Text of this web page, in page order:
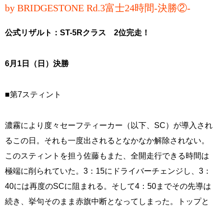
by BRIDGESTONE Rd.3富士24時間-決勝②-
公式リザルト：ST-5Rクラス 2位完走！
6月1日（日）決勝
■第7スティント
濃霧により度々セーフティーカー（以下、SC）が導入され
るこの日。それも一度出されるとなかなか解除されない。
このスティントを担う佐藤もまた、全開走行できる時間は
極端に削られていた。3：15にドライバーチェンジし、3：
40には再度のSCに阻まれる。そして4：50までその先導は
続き、挙句そのまま赤旗中断となってしまった。トップと